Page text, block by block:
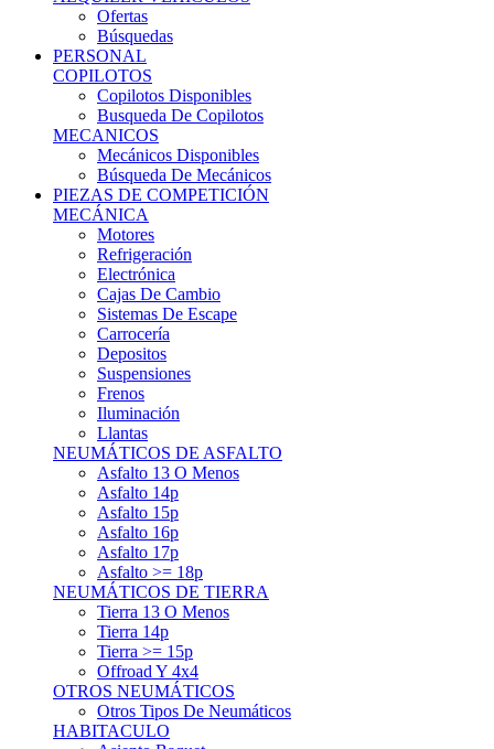
Búsquedas
PERSONAL
COPILOTOS
Copilotos Disponibles
Busqueda De Copilotos
MECANICOS
Mecánicos Disponibles
Búsqueda De Mecánicos
PIEZAS DE COMPETICIÓN
MECÁNICA
Motores
Refrigeración
Electrónica
Cajas De Cambio
Sistemas De Escape
Carrocería
Depositos
Suspensiones
Frenos
Iluminación
Llantas
NEUMÁTICOS DE ASFALTO
Asfalto 13 O Menos
Asfalto 14p
Asfalto 15p
Asfalto 16p
Asfalto 17p
Asfalto >= 18p
NEUMÁTICOS DE TIERRA
Tierra 13 O Menos
Tierra 14p
Tierra >= 15p
Offroad Y 4x4
OTROS NEUMÁTICOS
Otros Tipos De Neumáticos
HABITACULO
Asiento Baquet
Arneses